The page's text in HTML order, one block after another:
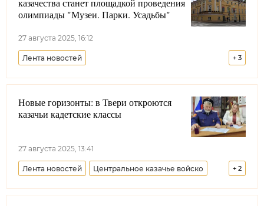
казачества станет площадкой проведения
олимпиады "Музеи. Парки. Усадьбы"
27 августа 2025, 16:12
+ 3
Лента новостей
Государственный исторический музей Москва
Образование
Новые горизонты: в Твери откроются
казачьи кадетские классы
27 августа 2025, 13:41
+ 2
Лента новостей Центральное казачье войско
Тверская область Образование